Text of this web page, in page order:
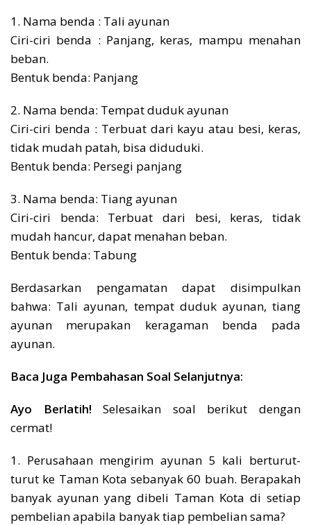
1. Nama benda : Tali ayunan
Ciri-ciri benda : Panjang, keras, mampu menahan
beban.
Bentuk benda: Panjang
2. Nama benda: Tempat duduk ayunan
Ciri-ciri benda : Terbuat dari kayu atau besi, keras,
tidak mudah patah, bisa diduduki.
Bentuk benda: Persegi panjang
3. Nama benda: Tiang ayunan
Ciri-ciri benda: Terbuat dari besi, keras, tidak
mudah hancur, dapat menahan beban.
Bentuk benda: Tabung
Berdasarkan pengamatan dapat disimpulkan
bahwa: Tali ayunan, tempat duduk ayunan, tiang
ayunan merupakan keragaman benda pada
ayunan.
Baca Juga Pembahasan Soal Selanjutnya:
Ayo Berlatih! Selesaikan soal berikut dengan
cermat!
1. Perusahaan mengirim ayunan 5 kali berturut-
turut ke Taman Kota sebanyak 60 buah. Berapakah
banyak ayunan yang dibeli Taman Kota di setiap
pembelian apabila banyak tiap pembelian sama?